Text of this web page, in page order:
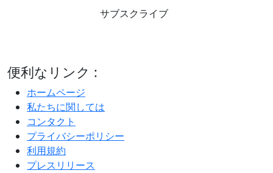
サブスクライブ
便利なリンク :
ホームページ
私たちに関しては
コンタクト
プライバシーポリシー
利用規約
プレスリリース